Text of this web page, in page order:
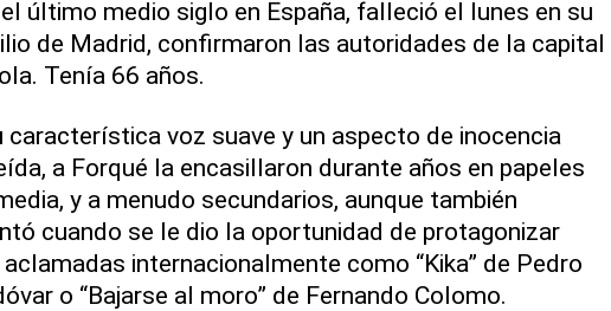
último medio siglo en España, falleció el lunes en su
de Madrid, confirmaron las autoridades de la capital
Tenía 66 años.
característica voz suave y un aspecto de inocencia
a Forqué la encasillaron durante años en papeles
y a menudo secundarios, aunque también
cuando se le dio la oportunidad de protagonizar
internacionalmente como “Kika” de Pedro
o “Bajarse al moro” de Fernando Colomo.